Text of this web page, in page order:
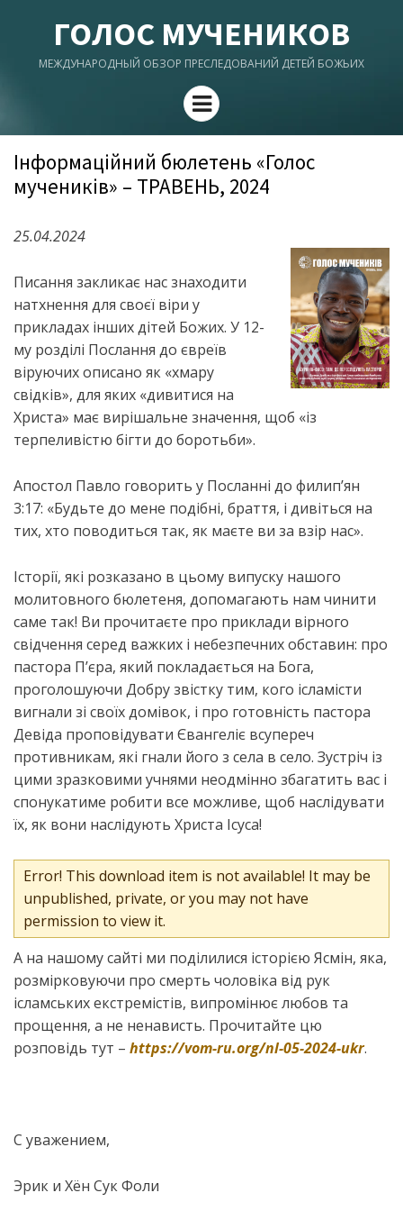
ГОЛОС МУЧЕНИКОВ
МЕЖДУНАРОДНЫЙ ОБЗОР ПРЕСЛЕДОВАНИЙ ДЕТЕЙ БОЖЬИХ
Menu
Інформаційний бюлетень «Голос
мучеників» – ТРАВЕНЬ, 2024
25.04.2024
Писання закликає нас знаходити
натхнення для своєї віри у
прикладах інших дітей Божих. У 12-
му розділі Послання до євреїв
віруючих описано як «хмару
свідків», для яких «дивитися на
Христа» має вирішальне значення, щоб «із
терпеливістю бігти до боротьби».
Апостол Павло говорить у Посланні до филип’ян
3:17: «Будьте до мене подібні, браття, і дивіться на
тих, хто поводиться так, як маєте ви за взір нас».
Історії, які розказано в цьому випуску нашого
молитовного бюлетеня, допомагають нам чинити
саме так! Ви прочитаєте про приклади вірного
свідчення серед важких і небезпечних обставин: про
пастора П’єра, який покладається на Бога,
проголошуючи Добру звістку тим, кого ісламісти
вигнали зі своїх домівок, і про готовність пастора
Девіда проповідувати Євангеліє всупереч
противникам, які гнали його з села в село. Зустріч із
цими зразковими учнями неодмінно збагатить вас і
спонукатиме робити все можливе, щоб наслідувати
їх, як вони наслідують Христа Ісуса!
Error! This download item is not available! It may be
unpublished, private, or you may not have
permission to view it.
А на нашому сайті ми поділилися історією Ясмін, яка,
розмірковуючи про смерть чоловіка від рук
ісламських екстремістів, випромінює любов та
прощення, а не ненависть. Прочитайте цю
розповідь тут – https://vom-ru.org/nl-05-2024-ukr.
С уважением,
Эрик и Хён Сук Фоли